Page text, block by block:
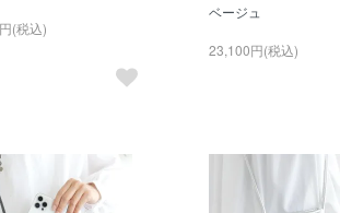
(税込)
ベージュ
23,100円(税込)